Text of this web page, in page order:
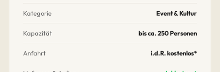
Kategorie Event & Kultur
Kapazität bis ca. 250 Personen
Anfahrt i.d.R. kostenlos*